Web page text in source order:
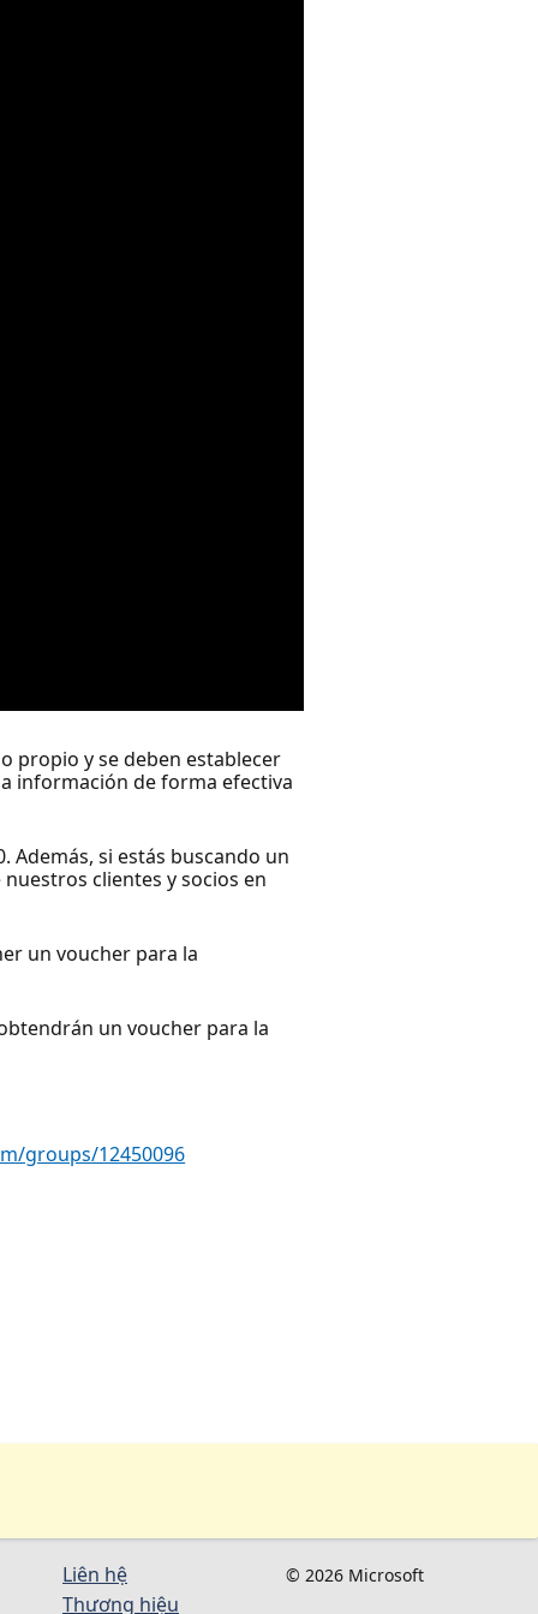
propio y se deben establecer
información de forma efectiva
Además, si estás buscando un
clientes y socios en
un voucher para la
un voucher para la
groups/12450096
Liên hệ
Thương hiệu
© 2026 Microsoft